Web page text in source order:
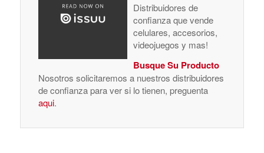
Distribuidores de
confianza que vende
celulares, accesorios,
videojuegos y mas!
Busque Su Producto
Nosotros solicitaremos a nuestros distribuidores
de confianza para ver si lo tienen, preguenta
aqui.